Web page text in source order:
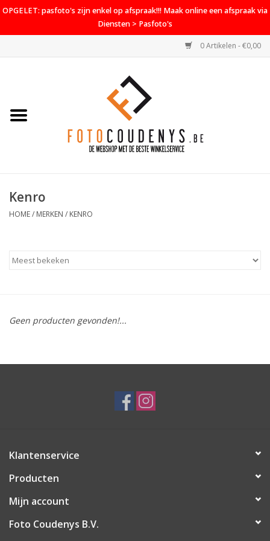
OPGELET: pasfoto's zijn enkel op afspraak!!! Maak online een afspraak via
Diensten > Pasfoto's
0 Artikelen - €0,00
Home
PROMO
Contact
Kenro
HOME/ MERKEN / KENRO
Geen producten gevonden!...
Klantenservice
Producten
Mijn account
Foto Coudenys B.V.